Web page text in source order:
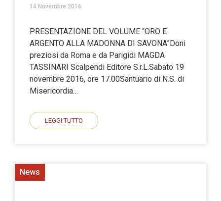
14 Novembre 2016
PRESENTAZIONE DEL VOLUME “ORO E
ARGENTO ALLA MADONNA DI SAVONA”Doni
preziosi da Roma e da Parigidi MAGDA
TASSINARI Scalpendi Editore S.r.L.Sabato 19
novembre 2016, ore 17.00Santuario di N.S. di
Misericordia…
LEGGI TUTTO
News